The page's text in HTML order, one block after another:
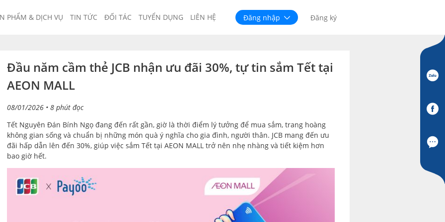
PHẨM & DỊCH VỤ TIN TỨC ĐỐI TÁC TUYỂN DỤNG LIÊN HỆ Đăng nhập Đăng ký
Đầu năm cầm thẻ JCB nhận ưu đãi 30%, tự tin sắm Tết tại
AEON MALL
08/01/2026 • 8 phút đọc
Tết Nguyên Đán Bính Ngọ đang đến rất gần, giờ là thời điểm lý tưởng để mua sắm, trang hoàng
không gian sống và chuẩn bị những món quà ý nghĩa cho gia đình, người thân. JCB mang đến ưu
đãi hấp dẫn lên đến 30%, giúp việc sắm Tết tại AEON MALL trở nên nhẹ nhàng và tiết kiệm hơn
bao giờ hết.